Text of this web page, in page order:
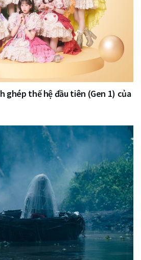
ghép thế hệ đầu tiên (Gen 1) của